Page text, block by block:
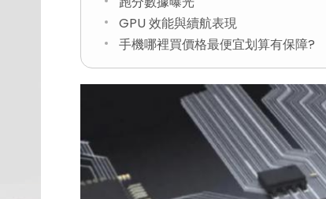
GPU 效能與續航表現
手機哪裡買價格最便宜划算有保障?